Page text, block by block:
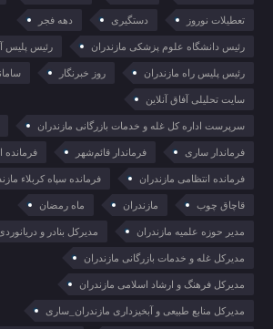
تعطیلات نوروز دستگیری دهه فجر
رئیس دانشگاه علوم پزشکی مازندران رئیس پلیس
رئیس پلیس راه مازندران روز خبرنگار
سایت تحلیلی آفاق آنلاین
سرپرست اداره کل غله و خدمات بازرگانی مازندران
فرماندار ساری فرماندار قائم‌شهر فرمانده
فرمانده انتظامی مازندران فرمانده سپاه کربلاء
قاچاق چوب مازندران ماه رمضان
مدیر حوزه علمیه مازندران مدیرکل بنادر و دریانوردی
مدیرکل غله و خدمات بازرگانی مازندران
مدیرکل فرهنگ و ارشاد اسلامی مازندران
مدیرکل منابع طبیعی و آبخیزداری مازندران_ساری